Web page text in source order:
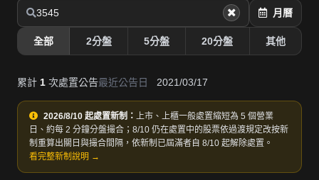
3545 月曆
全部 2分盤 5分盤 20分盤 其他
累計 1 次處置公告最近公告日 2021/03/17
2026/8/10 起處置新制： 上市、上櫃一般處置縮短為 5 個營業
日、約每 2 分鐘分盤撮合；8/10 仍在處置中的股票依過渡規定改按新
制重算出關日與撮合間隔，依新制已屆滿者自 8/10 起解除處置。
看完整新制說明 →